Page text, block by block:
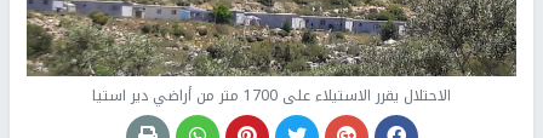
الاحتلال يقرر الاستيلاء على 1700 متر من أراضي دير استيا